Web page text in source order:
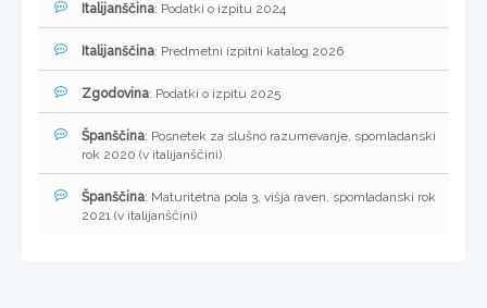
Italijanščina: Podatki o izpitu 2024
Italijanščina: Predmetni izpitni katalog 2026
Zgodovina: Podatki o izpitu 2025
Španščina: Posnetek za slušno razumevanje, spomladanski
rok 2020 (v italijanščini)
Španščina: Maturitetna pola 3, višja raven, spomladanski rok
2021 (v italijanščini)